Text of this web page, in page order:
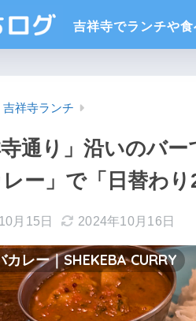
吉祥寺ランチ
寺通り」沿いのバ
ー」で「日替わ
月15日 2024年10月16日
カレー｜SHEKEBA CURRY